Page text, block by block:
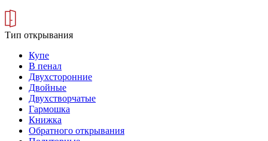
Тип открывания
Купе
В пенал
Двухсторонние
Двойные
Двухстворчатые
Гармошка
Книжка
Обратного открывания